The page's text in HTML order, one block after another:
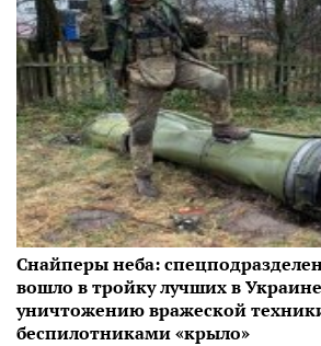
Снайперы неба:
вошло в тройку лучших в
уничтожению вражеской
беспилотниками «крыло»